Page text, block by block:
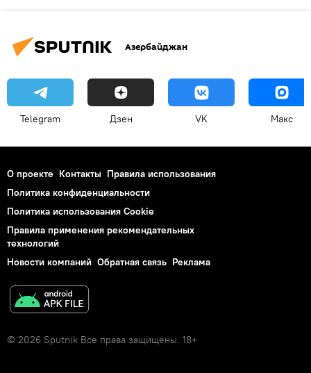
Азербайджан
Telegram Дзен VK Макс
О проекте Контакты Правила использования
Политика конфиденциальности
Политика использования Cookie
Правила применения рекомендательных
технологий
Новости компаний Обратная связь Реклама
© 2026 Sputnik Все права защищены. 18+